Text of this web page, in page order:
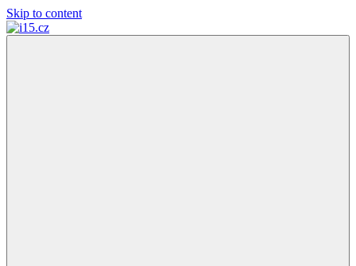
Skip to content